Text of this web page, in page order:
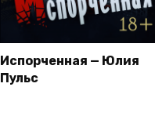
Испорченная — Юлия
Пульс